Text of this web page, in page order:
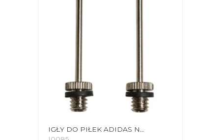
IGŁY DO PIŁEK ADIDAS NEEDLE REPLACEMENT 2 SZT. STALOWE CZ9555